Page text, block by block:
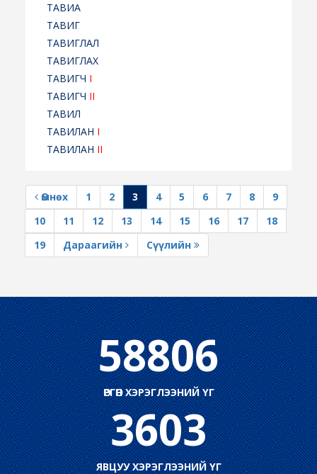
ТАВИА
ТАВИГ
ТАВИГЛАЛ
ТАВИГЛАХ
ТАВИГЧ I
ТАВИГЧ II
ТАВИЛ
ТАВИЛАН I
ТАВИЛАН II
Өмнөх 1 2 3 4 5 6 7 8
9
10
11 12 13 14 15 16 17
18
19
Дараагийн Сүүлийн
58806
ӨРГӨН ХЭРЭГЛЭЭНИЙ ҮГ
3603
ЯВЦУУ ХЭРЭГЛЭЭНИЙ ҮГ